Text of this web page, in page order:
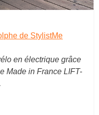
de StylistMe
en électrique grâce
Made in France LIFT-